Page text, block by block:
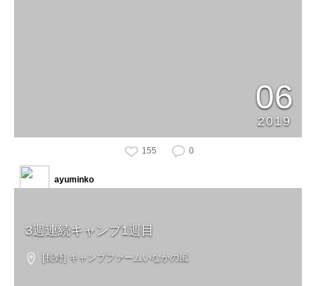
06
2019
155 0
3週連続キャンプ1週目
[長野] キャンプファームいなかの風
ayuminko